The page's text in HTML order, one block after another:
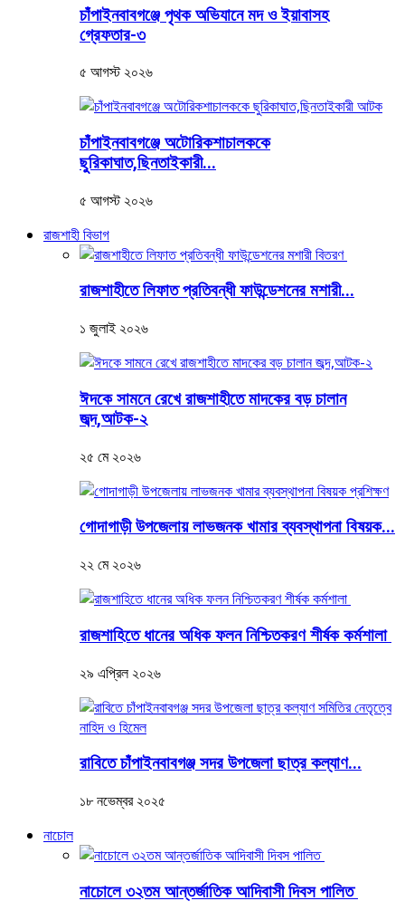
চাঁপাইনবাবগঞ্জে পৃথক অভিযানে মদ ও ইয়াবাসহ
গ্রেফতার-৩
৫ আগস্ট ২০২৬
চাঁপাইনবাবগঞ্জে অটোরিকশাচালককে
ছুরিকাঘাত,ছিনতাইকারী...
৫ আগস্ট ২০২৬
রাজশাহী বিভাগ
রাজশাহীতে লিফাত প্রতিবন্ধী ফাউন্ডেশনের মশারী...
১ জুলাই ২০২৬
ঈদকে সামনে রেখে রাজশাহীতে মাদকের বড় চালান
জব্দ,আটক-২
২৫ মে ২০২৬
গোদাগাড়ী উপজেলায় লাভজনক খামার ব্যবস্থাপনা বিষয়ক...
২২ মে ২০২৬
রাজশাহিতে ধানের অধিক ফলন নিশ্চিতকরণ শীর্ষক কর্মশালা
২৯ এপ্রিল ২০২৬
রাবিতে চাঁপাইনবাবগঞ্জ সদর উপজেলা ছাত্র কল্যাণ...
১৮ নভেম্বর ২০২৫
নাচোল
নাচোলে ৩২তম আন্তর্জাতিক আদিবাসী দিবস পালিত